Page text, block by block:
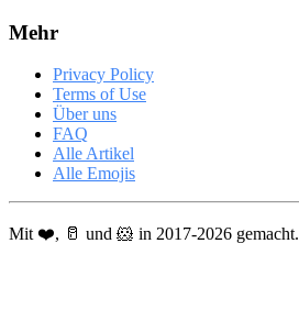
Mehr
Privacy Policy
Terms of Use
Über uns
FAQ
Alle Artikel
Alle Emojis
Mit ❤️, 🥛 und 🐹 in 2017-2026 gemacht.